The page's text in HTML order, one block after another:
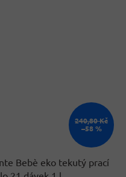
240,80 Kč
–58 %
Bebè eko tekutý prací